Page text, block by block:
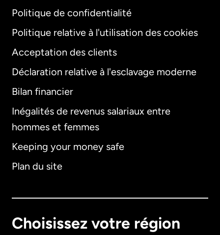
Politique de confidentialité
Politique relative à l'utilisation des cookies
Acceptation des clients
Déclaration relative à l'esclavage moderne
Bilan financier
Inégalités de revenus salariaux entre
hommes et femmes
Keeping your money safe
Plan du site
Choisissez votre région
International
Allemagne